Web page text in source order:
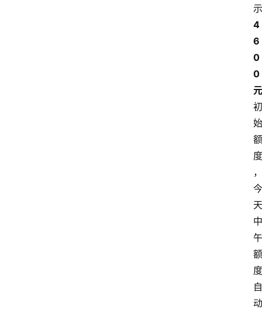
示
4
6
0
0
元
初
始
额
度
，
今
天
中
午
额
度
自
动